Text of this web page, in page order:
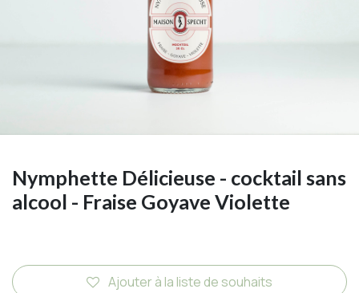
Nymphette Délicieuse - cocktail sans
alcool - Fraise Goyave Violette
Ajouter à la liste de souhaits